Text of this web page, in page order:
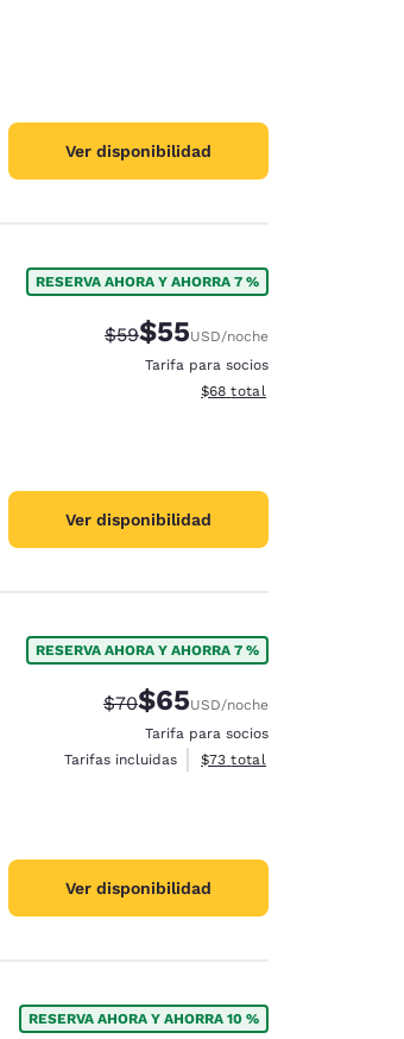
Ver disponibilidad
RESERVA AHORA Y AHORRA 7 %
Precio tachado:
$59Precio con descuento:
$55USD/noche
Tarifa para socios
Ver detalles del total
$68 total
Ver disponibilidad
RESERVA AHORA Y AHORRA 7 %
Precio tachado:
$70Precio con descuento:
$65USD/noche
Tarifa para socios
Tarifas incluidas
Ver detalles del total
$73 total
Ver disponibilidad
RESERVA AHORA Y AHORRA 10 %